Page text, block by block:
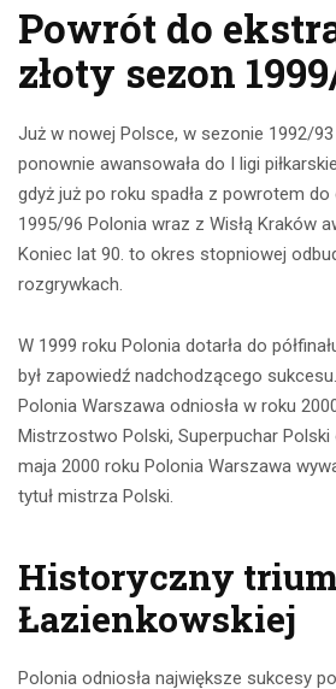
Powrót do
złoty sezon
Już w nowej Polsce, w sezonie 1992/
ponownie awansowała do I ligi
gdyż już po roku spadła z powrotem do
1995/96 Polonia wraz z Wisłą Kraków
Koniec lat 90. to okres stopniowej
rozgrywkach.
W 1999 roku Polonia dotarła do
był zapowiedź nadchodzącego
Polonia Warszawa odniosła w roku
Mistrzostwo Polski, Superpuchar Polski
maja 2000 roku Polonia Warszawa
tytuł mistrza Polski.
Historyczny
Łazienkowskiej
Polonia odniosła największe sukcesy